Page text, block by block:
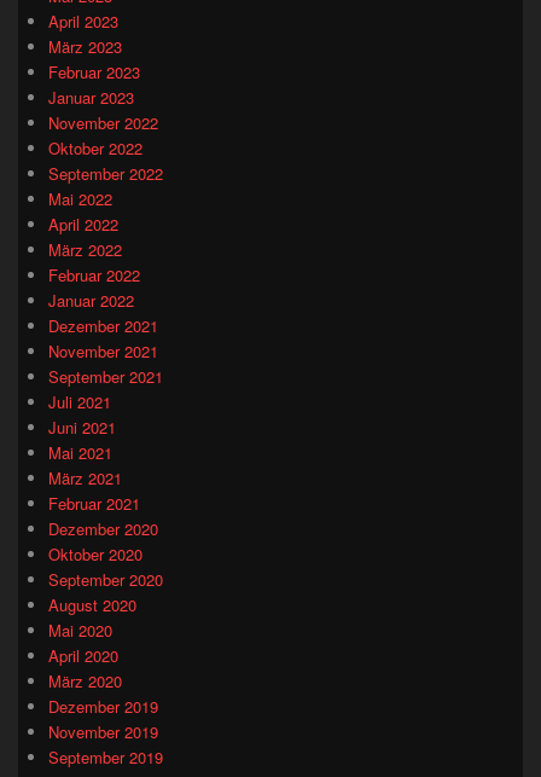
April 2023
März 2023
Februar 2023
Januar 2023
November 2022
Oktober 2022
September 2022
Mai 2022
April 2022
März 2022
Februar 2022
Januar 2022
Dezember 2021
November 2021
September 2021
Juli 2021
Juni 2021
Mai 2021
März 2021
Februar 2021
Dezember 2020
Oktober 2020
September 2020
August 2020
Mai 2020
April 2020
März 2020
Dezember 2019
November 2019
September 2019